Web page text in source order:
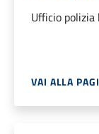
Ufficio polizia
VAI ALLA